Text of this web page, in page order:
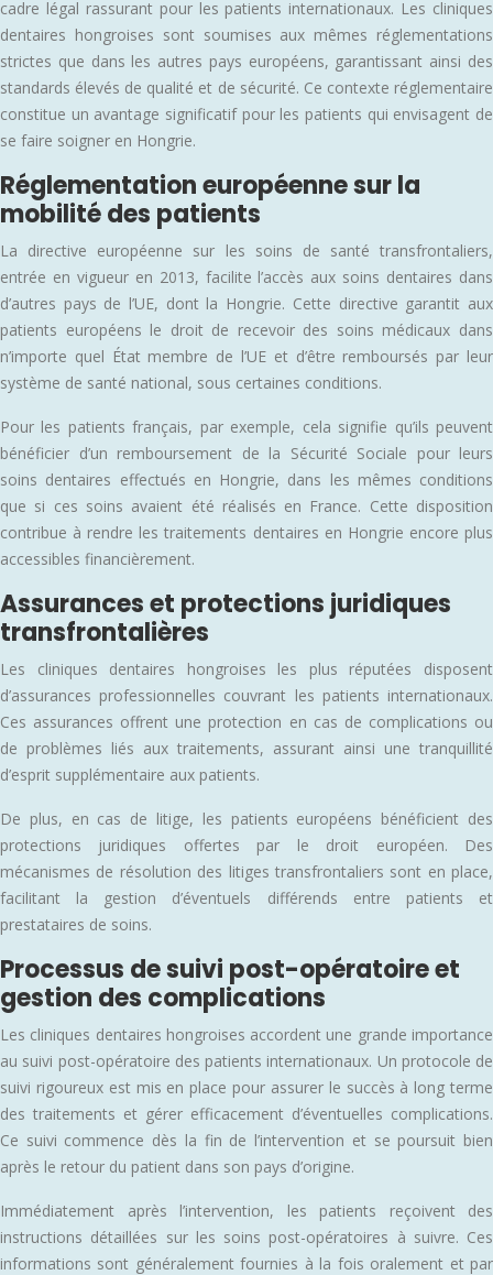
cadre légal rassurant pour les patients internationaux. Les cliniques
dentaires hongroises sont soumises aux mêmes réglementations
strictes que dans les autres pays européens, garantissant ainsi des
standards élevés de qualité et de sécurité. Ce contexte réglementaire
constitue un avantage significatif pour les patients qui envisagent de
se faire soigner en Hongrie.
Réglementation européenne sur la
mobilité des patients
La directive européenne sur les soins de santé transfrontaliers,
entrée en vigueur en 2013, facilite l’accès aux soins dentaires dans
d’autres pays de l’UE, dont la Hongrie. Cette directive garantit aux
patients européens le droit de recevoir des soins médicaux dans
n’importe quel État membre de l’UE et d’être remboursés par leur
système de santé national, sous certaines conditions.
Pour les patients français, par exemple, cela signifie qu’ils peuvent
bénéficier d’un remboursement de la Sécurité Sociale pour leurs
soins dentaires effectués en Hongrie, dans les mêmes conditions
que si ces soins avaient été réalisés en France. Cette disposition
contribue à rendre les traitements dentaires en Hongrie encore plus
accessibles financièrement.
Assurances et protections juridiques
transfrontalières
Les cliniques dentaires hongroises les plus réputées disposent
d’assurances professionnelles couvrant les patients internationaux.
Ces assurances offrent une protection en cas de complications ou
de problèmes liés aux traitements, assurant ainsi une tranquillité
d’esprit supplémentaire aux patients.
De plus, en cas de litige, les patients européens bénéficient des
protections juridiques offertes par le droit européen. Des
mécanismes de résolution des litiges transfrontaliers sont en place,
facilitant la gestion d’éventuels différends entre patients et
prestataires de soins.
Processus de suivi post-opératoire et
gestion des complications
Les cliniques dentaires hongroises accordent une grande importance
au suivi post-opératoire des patients internationaux. Un protocole de
suivi rigoureux est mis en place pour assurer le succès à long terme
des traitements et gérer efficacement d’éventuelles complications.
Ce suivi commence dès la fin de l’intervention et se poursuit bien
après le retour du patient dans son pays d’origine.
Immédiatement après l’intervention, les patients reçoivent des
instructions détaillées sur les soins post-opératoires à suivre. Ces
informations sont généralement fournies à la fois oralement et par